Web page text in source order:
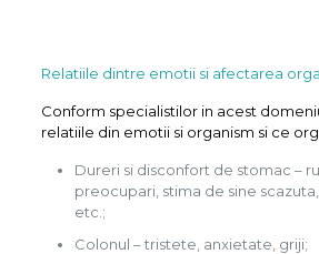
Relatiile dintre emotii si afectarea
Conform specialistilor in acest
relatiile din emotii si organism si ce
Dureri si disconfort de stomac –
preocupari, stima de sine
etc.;
Colonul – tristete, anxietate, griji;